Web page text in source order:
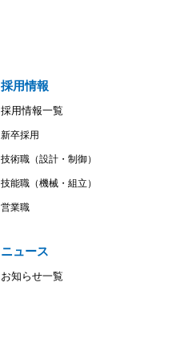
採用情報
採用情報一覧
新卒採用
技術職（設計・制御）
技能職（機械・組立）
営業職
ニュース
お知らせ一覧